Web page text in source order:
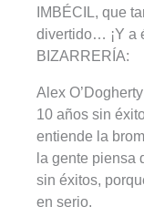
IMBÉCIL, que
divertido… ¡Y a
BIZARRERÍA:
Alex
10 años sin
entiende la
la gente piensa
sin éxitos,
en serio.